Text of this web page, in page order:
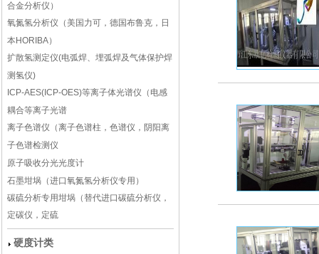
合金分析仪）
氧氮氢分析仪（美国力可，德国布鲁克，日
本HORIBA）
扩散氢测定仪(电弧焊、埋弧焊及气体保护焊
测氢仪)
ICP-AES(ICP-OES)等离子体光谱仪（电感
耦合等离子光谱
离子色谱仪（离子色谱柱，色谱仪，阴阳离
子色谱检测仪
原子吸收分光光度计
石墨坩埚（进口氧氮氢分析仪专用）
碳硫分析专用坩埚（替代进口碳硫分析仪，
定碳仪，定硫
硬度计类